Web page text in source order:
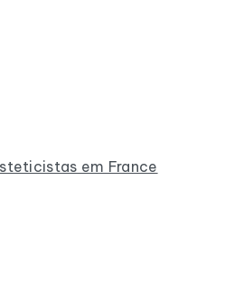
em France